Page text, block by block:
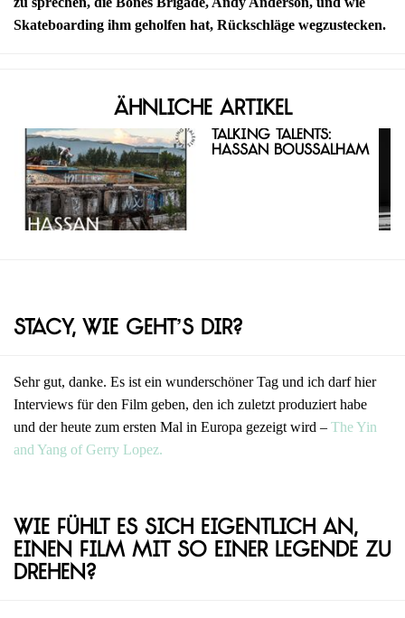
Skateboarding ihm geholfen hat, Rückschläge wegzustecken.
Ähnliche Artikel
Talking Talents:
Hassan Boussalham
Stacy, wie geht’s dir?
Sehr gut, danke. Es ist ein wunderschöner Tag und ich darf hier
Interviews für den Film geben, den ich zuletzt produziert habe
und der heute zum ersten Mal in Europa gezeigt wird – The Yin
and Yang of Gerry Lopez.
Wie fühlt es sich eigentlich an,
einen Film mit so einer Legende zu
drehen?